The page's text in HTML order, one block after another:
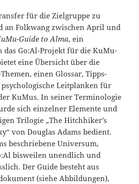
für die Zielgruppe zu
an Folkwang zwischen April und
Guide to Alma, ein
das Go:Al-Projekt für die KuMu-
eine Übersicht über die
einen Glossar, Tipps-
Leitplanken für
KuMus. In seiner Terminologie
sich einzelner Elemente und
Trilogie „The Hitchhiker’s
von Douglas Adams bedient.
beschriebene Universum,
bisweilen unendlich und
Der Guide besteht aus
(siehe Abbildungen),